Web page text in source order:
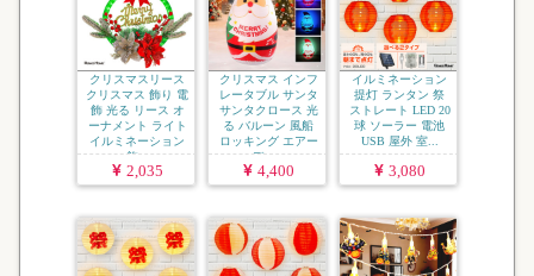
クリスマスリース
クリスマス 飾り 電
飾 光る リース オ
ーナメント ライト
イルミネーション
飾...
2,035
クリスマス インフ
レータブル サンタ
サンタクロース 光
る バルーン 風船
ロッキング エアー
ディ...
4,400
イルミネーション
提灯 ランタン 祭
ストレート LED 20
球 ソーラー 電池
USB 屋外 室...
3,080